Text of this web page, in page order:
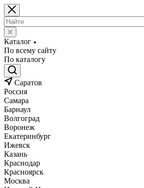
Каталог
По всему сайту
По каталогу
Саратов
Россия
Самара
Барнаул
Волгоград
Воронеж
Екатеринбург
Ижевск
Казань
Краснодар
Красноярск
Москва